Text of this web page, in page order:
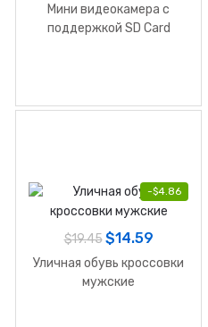
Мини видеокамера с
поддержкой SD Card
-$4.86
$19.45 $14.59
Уличная обувь кроссовки
мужские